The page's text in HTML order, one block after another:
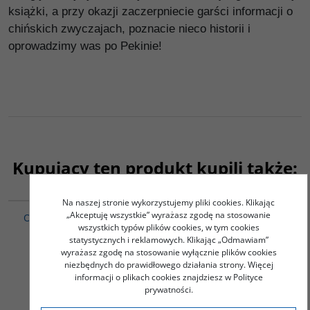
książki, a przy okazji zaczerpniecie garści informacji o
chińskich zwyczajach, poznacie nieco historii i
oprowadzimy was po Pekinie!
Kupujący ten produkt kupili także:
Opowiadania (wydanie
chińsko-polskie)
Lu Xun
KLASYKA LITERATURY
CHIŃSKIEJ - 5 książek - Yu
Hua - PAKIET
PROMOCYJNY
Yu Hua
Na naszej stronie wykorzystujemy pliki cookies. Klikając
„Akceptuję wszystkie” wyrażasz zgodę na stosowanie
wszystkich typów plików cookies, w tym cookies
statystycznych i reklamowych. Klikając „Odmawiam”
wyrażasz zgodę na stosowanie wyłącznie plików cookies
niezbędnych do prawidłowego działania strony. Więcej
informacji o plikach cookies znajdziesz w Polityce
prywatności.